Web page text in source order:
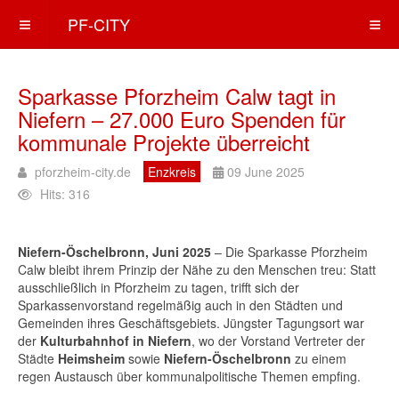
PF-CITY
Sparkasse Pforzheim Calw tagt in
Niefern – 27.000 Euro Spenden für
kommunale Projekte überreicht
pforzheim-city.de Enzkreis
09 June 2025
Hits: 316
Niefern-Öschelbronn, Juni 2025 – Die Sparkasse Pforzheim
Calw bleibt ihrem Prinzip der Nähe zu den Menschen treu: Statt
ausschließlich in Pforzheim zu tagen, trifft sich der
Sparkassenvorstand regelmäßig auch in den Städten und
Gemeinden ihres Geschäftsgebiets. Jüngster Tagungsort war
der Kulturbahnhof in Niefern, wo der Vorstand Vertreter der
Städte Heimsheim sowie Niefern-Öschelbronn zu einem
regen Austausch über kommunalpolitische Themen empfing.